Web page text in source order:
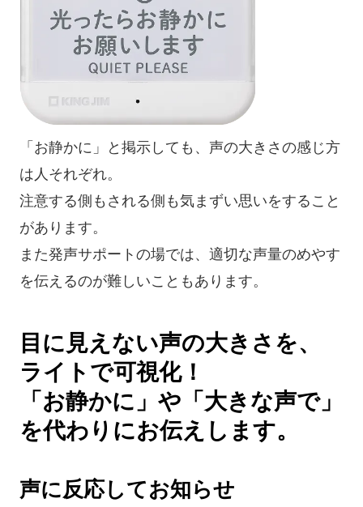
「お静かに」と掲示しても、声の大きさの感じ方
は人それぞれ。
注意する側もされる側も気まずい思いをすること
があります。
また発声サポートの場では、適切な声量のめやす
を伝えるのが難しいこともあります。
目に見えない声の大きさを、
ライトで可視化！
「お静かに」や「大きな声で」
を代わりにお伝えします。
声に反応してお知らせ